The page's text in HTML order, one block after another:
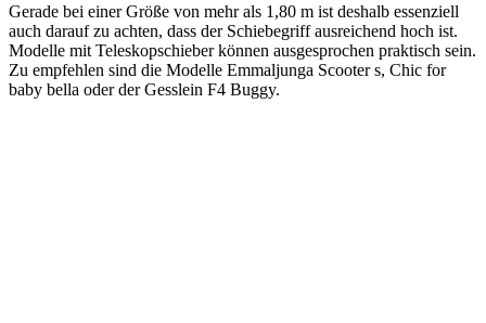
Gerade bei einer Größe von mehr als 1,80 m ist deshalb essenziell
auch darauf zu achten, dass der Schiebegriff ausreichend hoch ist.
Modelle mit Teleskopschieber können ausgesprochen praktisch sein.
Zu empfehlen sind die Modelle Emmaljunga Scooter s, Chic for
baby bella oder der Gesslein F4 Buggy.